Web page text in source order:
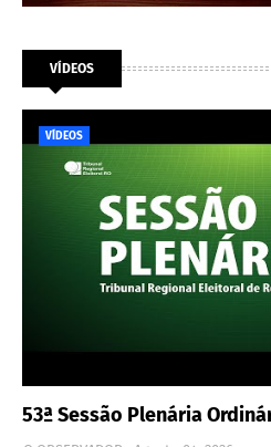
VÍDEOS
VÍDEOS
53ª Sessão Plenária